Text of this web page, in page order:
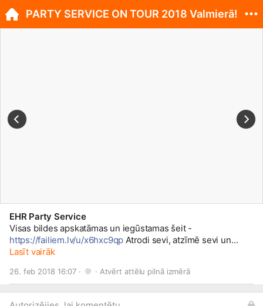
EHR Party Service
Visas bildes apskatāmas un iegūstamas šeit -
https://failiem.lv/u/x6hxc9qp
padalies ar bildi tālāk!
http://twitter.com/psontourhttp://skaties.lv/izklaide
Lasīt vairāk
26. feb 2018 16:07 · · Atvērt attēlu pilnā izmērā
PARTY SERVICE ON TOUR 2018 Valmierā!